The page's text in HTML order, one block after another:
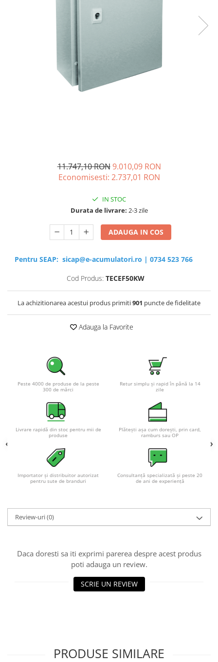
Sisteme de management (BMS)
11.747,10 RON 9.010,09 RON
Economisesti: 2.737,01 RON
IN STOC
Durata de livrare: 2-3 zile
ADAUGA IN COS
Pentru SEAP: sicap@e-acumulatori.ro | 0734 523 766
Cod Produs: TECEF50KW
La achizitionarea acestui produs primiti901 puncte de fidelitate
Adauga la Favorite
Peste 4000 de produse de la peste
300 de mărci
Retur simplu și rapid în până la 14
zile
Livrare rapidă din stoc pentru mii de
produse
Plătești așa cum dorești, prin card,
ramburs sau OP
Importator și distribuitor autorizat
pentru sute de branduri
Consultanță specializată și peste 20
de ani de experiență
Review-uri(0)
Daca doresti sa iti exprimi parerea despre acest produs
poti adauga un review.
SCRIE UN REVIEW
PRODUSE SIMILARE